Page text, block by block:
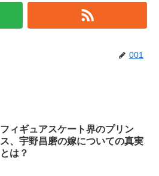
001
フィギュアスケート界のプリン
ス、宇野昌磨の嫁についての真実
とは？